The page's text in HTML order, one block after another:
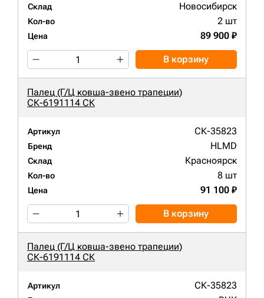
Склад Новосибирск
Кол-во 2 шт
Цена 89 900 ₽
В корзину
Палец (Г/Ц ковша-звено трапеции)
СК-6191114 СК
Артикул СК-35823
Бренд HLMD
Склад Красноярск
Кол-во 8 шт
Цена 91 100 ₽
В корзину
Палец (Г/Ц ковша-звено трапеции)
СК-6191114 СК
Артикул СК-35823